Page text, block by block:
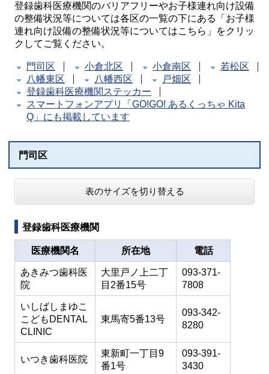
登録歯科医療機関のバリアフリーやお子様連れ向け設備
の整備状況等については各区の一覧の下にある「お子様
連れ向け設備の整備状況等についてはこちら」をクリッ
クしてご覧ください。
門司区 小倉北区 小倉南区
若松区
八幡東区
八幡西区
戸畑区
登録歯科医療機関ステッカー
スマートフォンアプリ「GO!GO! あるくっちゃ Kita
Q」にも掲載しています
門司区
表のサイズを切り替える
登録歯科医療機関
医療機関名 所在地 電話
あきみつ歯科医
院
大里戸ノ上二丁
目2番15号
093-371-
7808
いしばしまゆこ
こどもDENTAL
CLINIC
東馬寄5番13号
093-342-
8280
いつき歯科医院
東新町一丁目9
番1号
093-391-
3430